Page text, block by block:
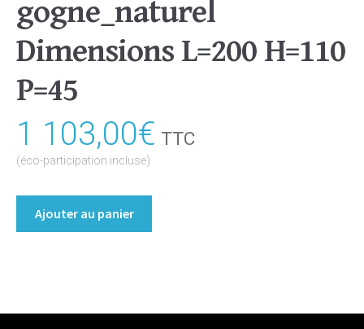
gogne_naturel
Dimensions L=200 H=110
P=45
1 103,00€ TTC
(éco-participation incluse)
Ajouter au panier